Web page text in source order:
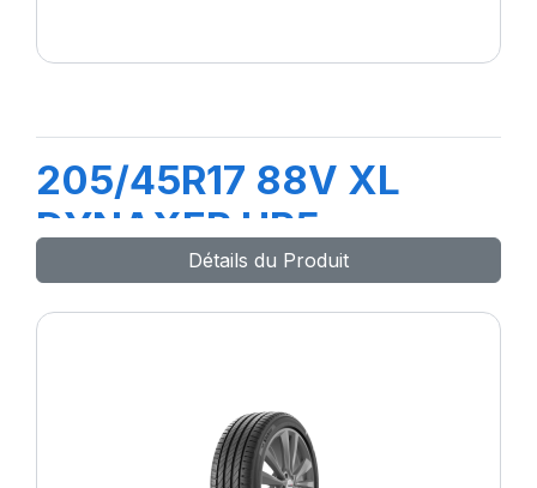
205/45R17 88V XL
DYNAXER HP5
Détails du Produit